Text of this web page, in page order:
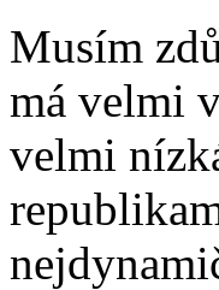
Musím
má velmi
velmi